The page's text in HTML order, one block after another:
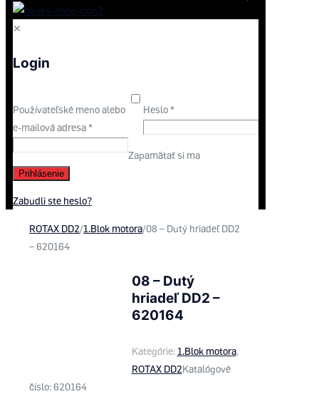
✕
Login
Používateľské meno alebo
e-mailová adresa*
Heslo*
Zapamätať si ma
Prihlásenie
Zabudli ste heslo?
ROTAX DD2/1.Blok motora/08 – Dutý hriadeľ DD2
– 620164
08 – Dutý
hriadeľ DD2 –
620164
Kategórie:1.Blok motora,
ROTAX DD2Katalógové
číslo:620164